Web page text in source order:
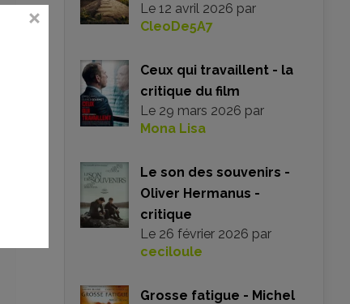
Le 12 avril 2026 par
CleoDe5A7
Ceux qui travaillent - la
critique du film
Le 29 mars 2026 par
Mona Lisa
Le son des souvenirs -
Oliver Hermanus -
critique
Le 26 février 2026 par
ceciloule
Grosse fatigue - Michel